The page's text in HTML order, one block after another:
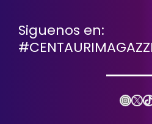
Siguenos en: